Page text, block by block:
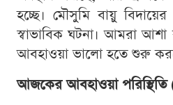
হচ্ছে। মৌসুমি বায়ু বিদায়ের
স্বাভাবিক ঘটনা। আমরা
আবহাওয়া ভালো হতে শুরু
আজকের আবহাওয়া